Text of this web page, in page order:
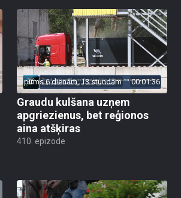
pirms 6 dienām, 13 stundām 00:01:36
Graudu kulšana uzņem
apgriezienus, bet reģionos
aina atšķiras
410. epizode